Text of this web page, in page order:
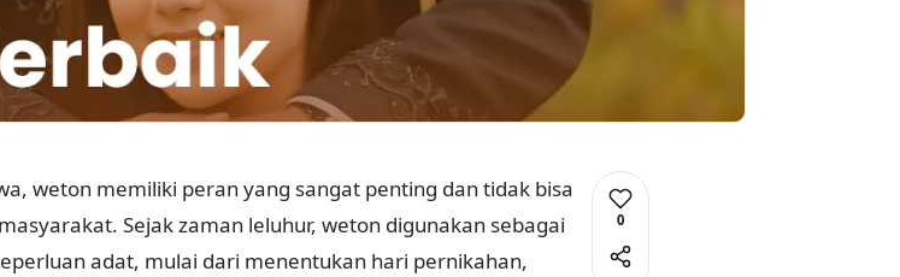
weton memiliki peran yang sangat penting dan tidak bisa
Sejak zaman leluhur, weton digunakan sebagai
adat, mulai dari menentukan hari pernikahan,
0